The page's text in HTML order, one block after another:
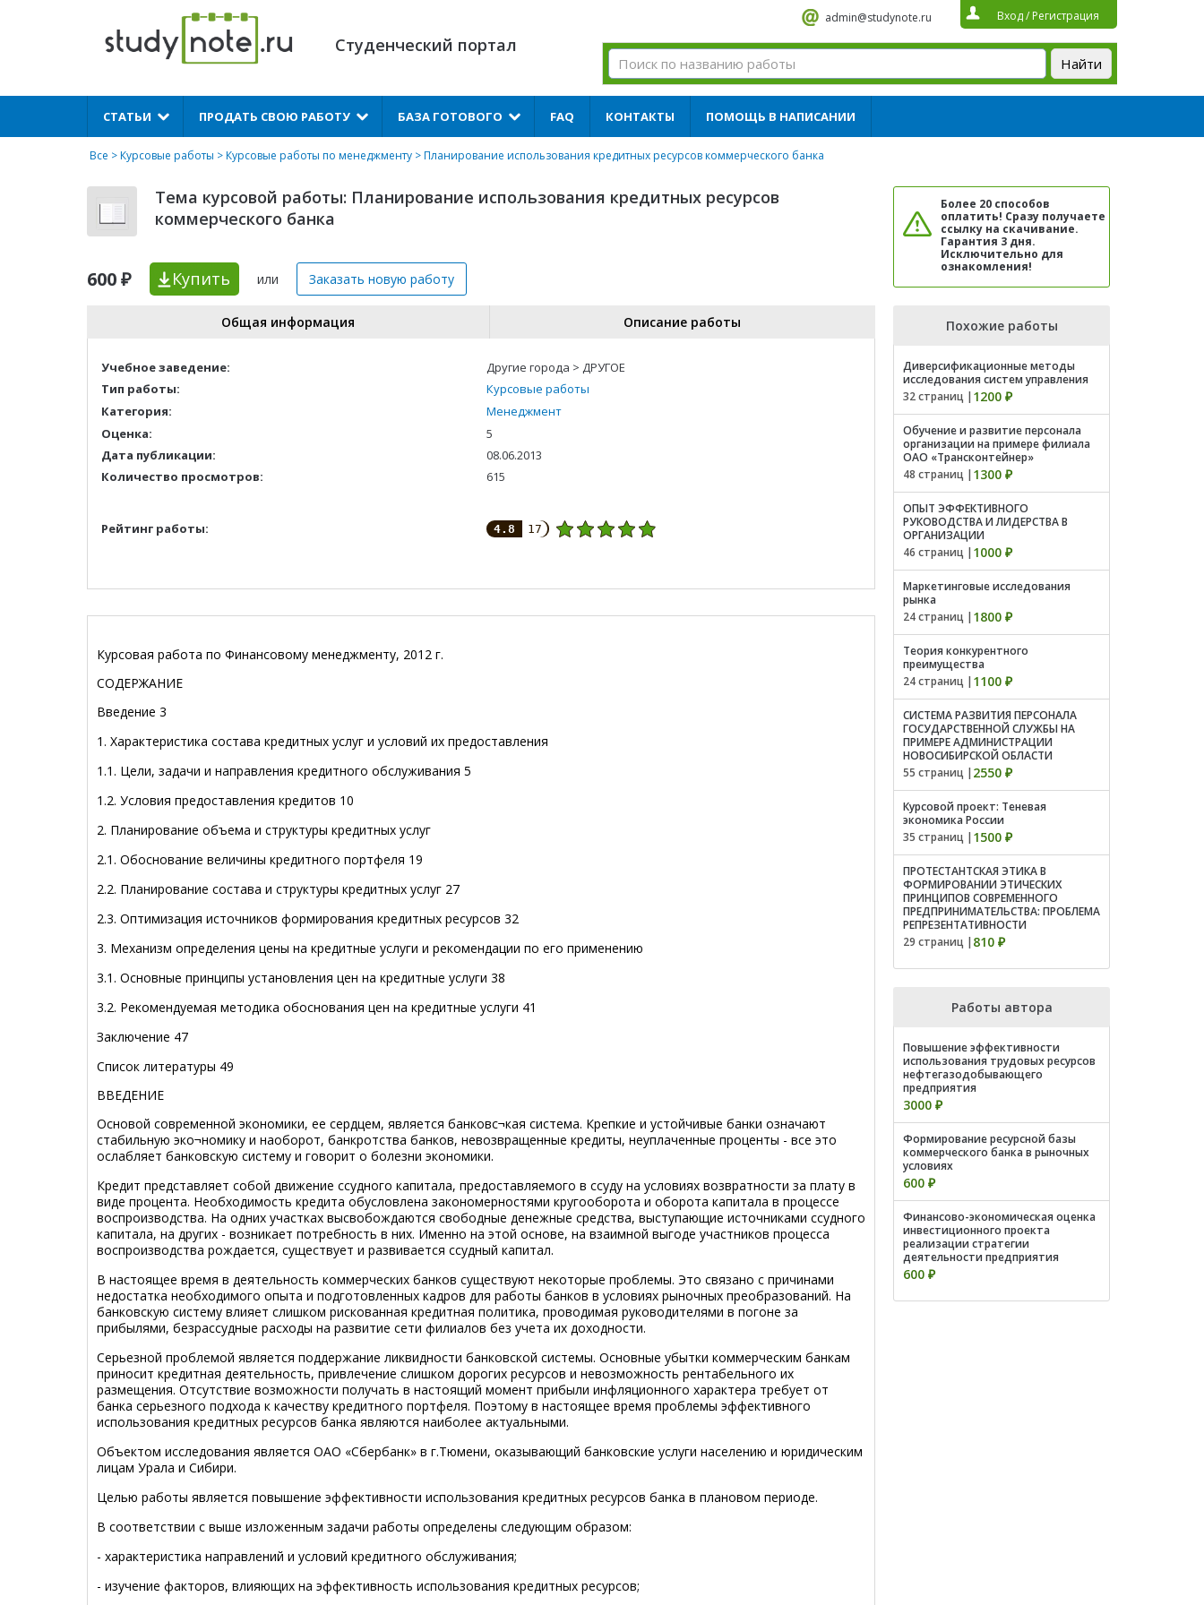
Студенческий портал
admin@studynote.ru Вход/ Регистрация
СТАТЬИ ПРОДАТЬ СВОЮ РАБОТУ БАЗА ГОТОВОГО FAQ КОНТАКТЫ ПОМОЩЬ В НАПИСАНИИ
Все >Курсовые работы >Курсовые работы по менеджменту > Планирование использования кредитных ресурсов коммерческого банка
Тема курсовой работы: Планирование использования кредитных ресурсов
коммерческого банка
600 ₽ Купить или Заказать новую работу
Более 20 способов
оплатить! Сразу получаете
ссылку на скачивание.
Гарантия 3 дня.
Исключительно для
ознакомления!
Общая информация Описание работы
Учебное заведение:
Другие города > ДРУГОЕ
Тип работы:
Курсовые работы
Категория:
Менеджмент
Оценка:
5
Дата публикации:
08.06.2013
Количество просмотров:
615
Рейтинг работы: 4.8 17
Курсовая работа по Финансовому менеджменту, 2012 г.
СОДЕРЖАНИЕ
Введение 3
1. Характеристика состава кредитных услуг и условий их предоставления
1.1. Цели, задачи и направления кредитного обслуживания 5
1.2. Условия предоставления кредитов 10
2. Планирование объема и структуры кредитных услуг
2.1. Обоснование величины кредитного портфеля 19
2.2. Планирование состава и структуры кредитных услуг 27
2.3. Оптимизация источников формирования кредитных ресурсов 32
3. Механизм определения цены на кредитные услуги и рекомендации по его применению
3.1. Основные принципы установления цен на кредитные услуги 38
3.2. Рекомендуемая методика обоснования цен на кредитные услуги 41
Заключение 47
Список литературы 49
ВВЕДЕНИЕ
Основой современной экономики, ее сердцем, является банковс¬кая система. Крепкие и устойчивые банки означают
стабильную эко¬номику и наоборот, банкротства банков, невозвращенные кредиты, неуплаченные проценты - все это
ослабляет банковскую систему и говорит о болезни экономики.
Кредит представляет собой движение ссудного капитала, предоставляемого в ссуду на условиях возвратности за плату в
виде процента. Необходимость кредита обусловлена закономерностями кругооборота и оборота капитала в процессе
воспроизводства. На одних участках высвобождаются свободные денежные средства, выступающие источниками ссудного
капитала, на других - возникает потребность в них. Именно на этой основе, на взаимной выгоде участников процесса
воспроизводства рождается, существует и развивается ссудный капитал.
В настоящее время в деятельность коммерческих банков существуют некоторые проблемы. Это связано с причинами
недостатка необходимого опыта и подготовленных кадров для работы банков в условиях рыночных преобразований. На
банковскую систему влияет слишком рискованная кредитная политика, проводимая руководителями в погоне за
прибылями, безрассудные расходы на развитие сети филиалов без учета их доходности.
Серьезной проблемой является поддержание ликвидности банковской системы. Основные убытки коммерческим банкам
приносит кредитная деятельность, привлечение слишком дорогих ресурсов и невозможность рентабельного их
размещения. Отсутствие возможности получать в настоящий момент прибыли инфляционного характера требует от
банка серьезного подхода к качеству кредитного портфеля. Поэтому в настоящее время проблемы эффективного
использования кредитных ресурсов банка являются наиболее актуальными.
Объектом исследования является ОАО «Сбербанк» в г.Тюмени, оказывающий банковские услуги населению и юридическим
лицам Урала и Сибири.
Целью работы является повышение эффективности использования кредитных ресурсов банка в плановом периоде.
В соответствии с выше изложенным задачи работы определены следующим образом:
- характеристика направлений и условий кредитного обслуживания;
- изучение факторов, влияющих на эффективность использования кредитных ресурсов;
Похожие работы
Диверсификационные методы
исследования систем управления
32 страниц | 1200 ₽
Обучение и развитие персонала
организации на примере филиала
ОАО «Трансконтейнер»
48 страниц | 1300 ₽
ОПЫТ ЭФФЕКТИВНОГО
РУКОВОДСТВА И ЛИДЕРСТВА В
ОРГАНИЗАЦИИ
46 страниц | 1000 ₽
Маркетинговые исследования
рынка
24 страниц | 1800 ₽
Теория конкурентного
преимущества
24 страниц | 1100 ₽
СИСТЕМА РАЗВИТИЯ ПЕРСОНАЛА
ГОСУДАРСТВЕННОЙ СЛУЖБЫ НА
ПРИМЕРЕ АДМИНИСТРАЦИИ
НОВОСИБИРСКОЙ ОБЛАСТИ
55 страниц | 2550 ₽
Курсовой проект: Теневая
экономика России
35 страниц | 1500 ₽
ПРОТЕСТАНТСКАЯ ЭТИКА В
ФОРМИРОВАНИИ ЭТИЧЕСКИХ
ПРИНЦИПОВ СОВРЕМЕННОГО
ПРЕДПРИНИМАТЕЛЬСТВА: ПРОБЛЕМА
РЕПРЕЗЕНТАТИВНОСТИ
29 страниц | 810 ₽
Работы автора
Повышение эффективности
использования трудовых ресурсов
нефтегазодобывающего
предприятия
3000 ₽
Формирование ресурсной базы
коммерческого банка в рыночных
условиях
600 ₽
Финансово-экономическая оценка
инвестиционного проекта
реализации стратегии
деятельности предприятия
600 ₽